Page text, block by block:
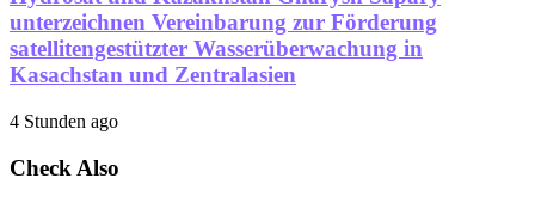
unterzeichnen Vereinbarung zur Förderung
satellitengestützter Wasserüberwachung in
Kasachstan und Zentralasien
4 Stunden ago
Check Also